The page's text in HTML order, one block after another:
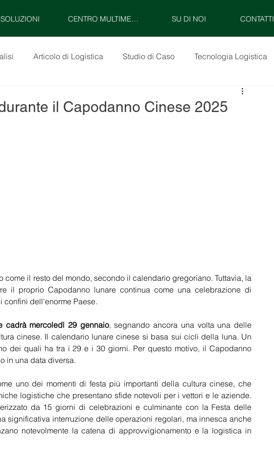
SOLUZIONI SU DI NOI CONTATTI
CENTRO MULTIMEDIALE
Articolo di Logistica Studio di Caso Tecnologia Logistica
il Capodanno Cinese 2025
il proprio Capodanno lunare continua come una celebrazione di
confini dell'enorme Paese.
cadrà mercoledì 29 gennaio, segnando ancora una volta una delle
cinese. Il calendario lunare cinese si basa sui cicli della luna. Un
dei quali ha tra i 29 e i 30 giorni. Per questo motivo, il Capodanno
in una data diversa.
uno dei momenti di festa più importanti della cultura cinese, che
logistiche che presentano sfide notevoli per i vettori e le aziende.
da 15 giorni di celebrazioni e culminante con la Festa delle
significativa interruzione delle operazioni regolari, ma innesca anche
notevolmente la catena di approvvigionamento e la logistica in